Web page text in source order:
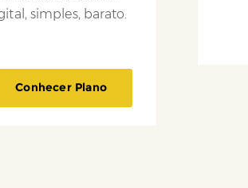
simples, barato.
Conhecer Plano